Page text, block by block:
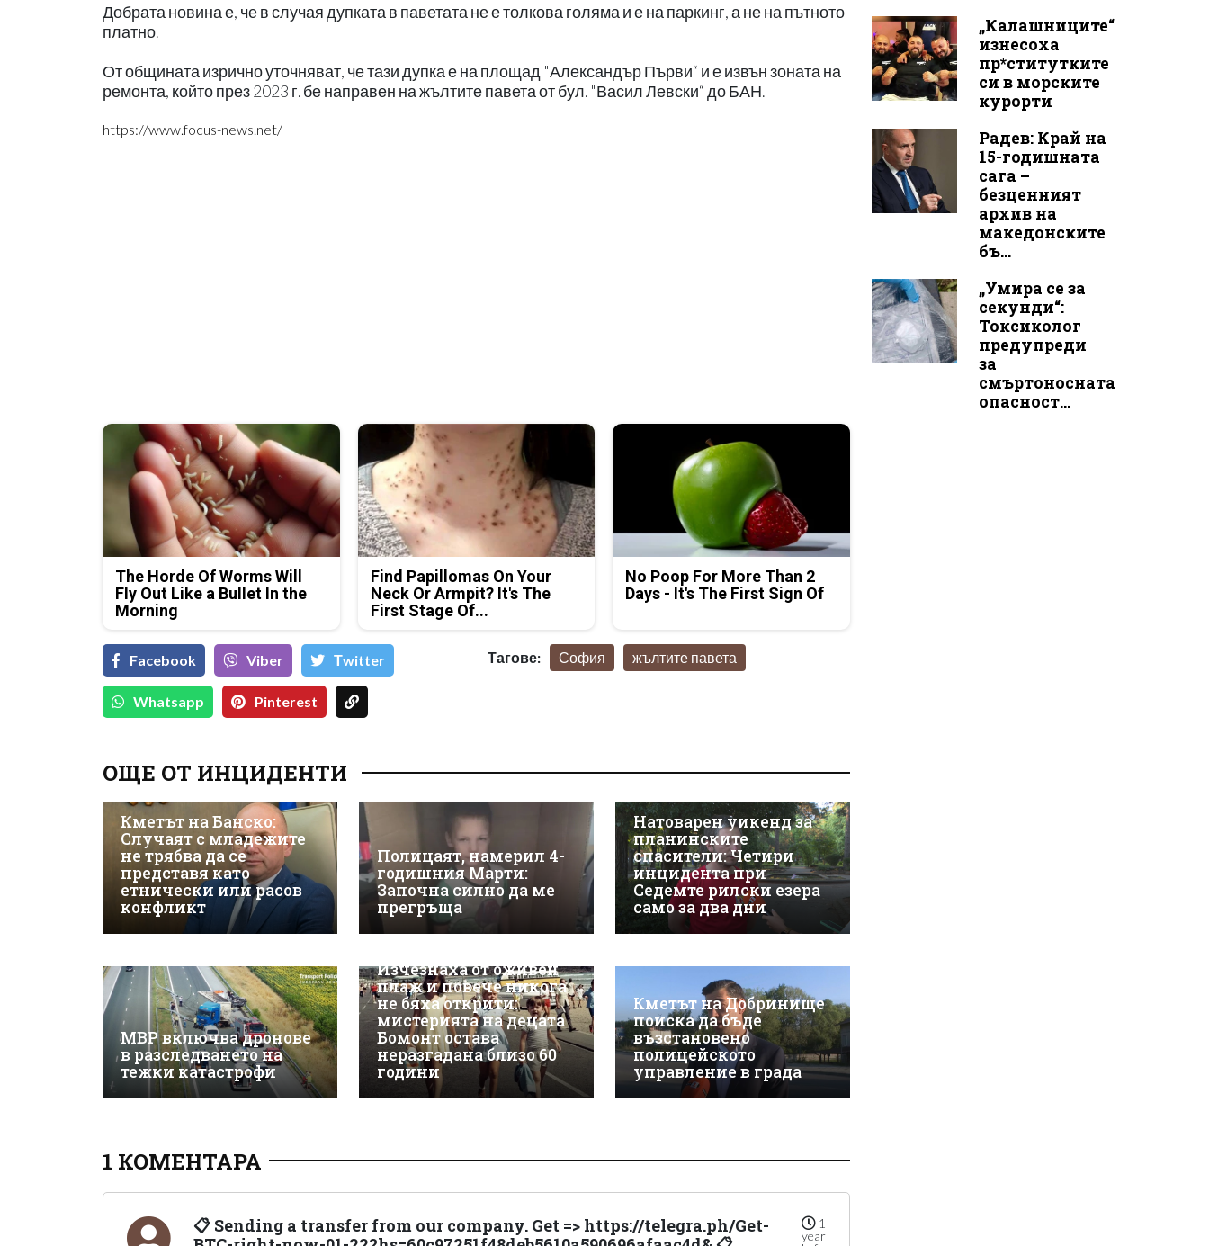
Добрата новина е, че в случая дупката в паветата не е толкова голяма и е на паркинг, а не на пътното
платно.
От общината изрично уточняват, че тази дупка е на площад "Александър Първи“ и е извън зоната на
ремонта, който през 2023 г. бе направен на жълтите павета от бул. "Васил Левски“ до БАН.
https://www.focus-news.net/
The Horde Of Worms Will
Fly Out Like a Bullet In the
Morning
Find Papillomas On Your
Neck Or Armpit? It's The
First Stage Of...
No Poop For More Than 2
Days - It's The First Sign Of
Facebook Viber Тwitter
Whatsapp Pinterest
Тагове: София жълтите павета
ОЩЕ ОТ ИНЦИДЕНТИ
Кметът на Банско:
Случаят с младежите
не трябва да се
представя като
етнически или расов
конфликт
Полицаят, намерил 4-
годишния Марти:
Започна силно да ме
прегръща
Натоварен уикенд за
планинските
спасители: Четири
инцидента при
Седемте рилски езера
само за два дни
МВР включва дронове
в разследването на
тежки катастрофи
Изчезнаха от оживен
плаж и повече никога
не бяха открити:
мистерията на децата
Бомонт остава
неразгадана близо 60
години
Кметът на Добринище
поиска да бъде
възстановено
полицейското
управление в града
1 КОМЕНТАРА
📋 Sending a transfer from our company. Get => https://telegra.ph/Get-
1
year
„Калашниците“
изнесоха
пр*ститутките
си в морските
курорти
Радев: Край на
15-годишната
сага –
безценният
архив на
македонските
бъ...
„Умира се за
секунди“:
Токсиколог
предупреди
за
смъртоносната
опасност...